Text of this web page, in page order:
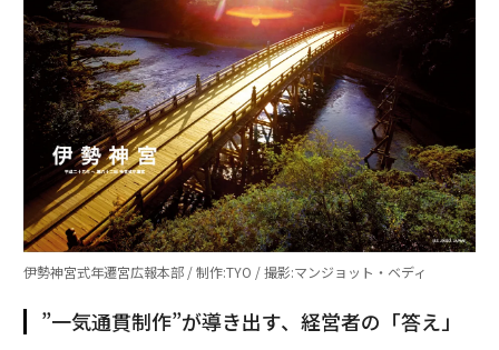
伊勢神宮式年遷宮広報本部 / 制作:TYO / 撮影:マンジョット・ベディ
”一気通貫制作”が導き出す、経営者の「答え」